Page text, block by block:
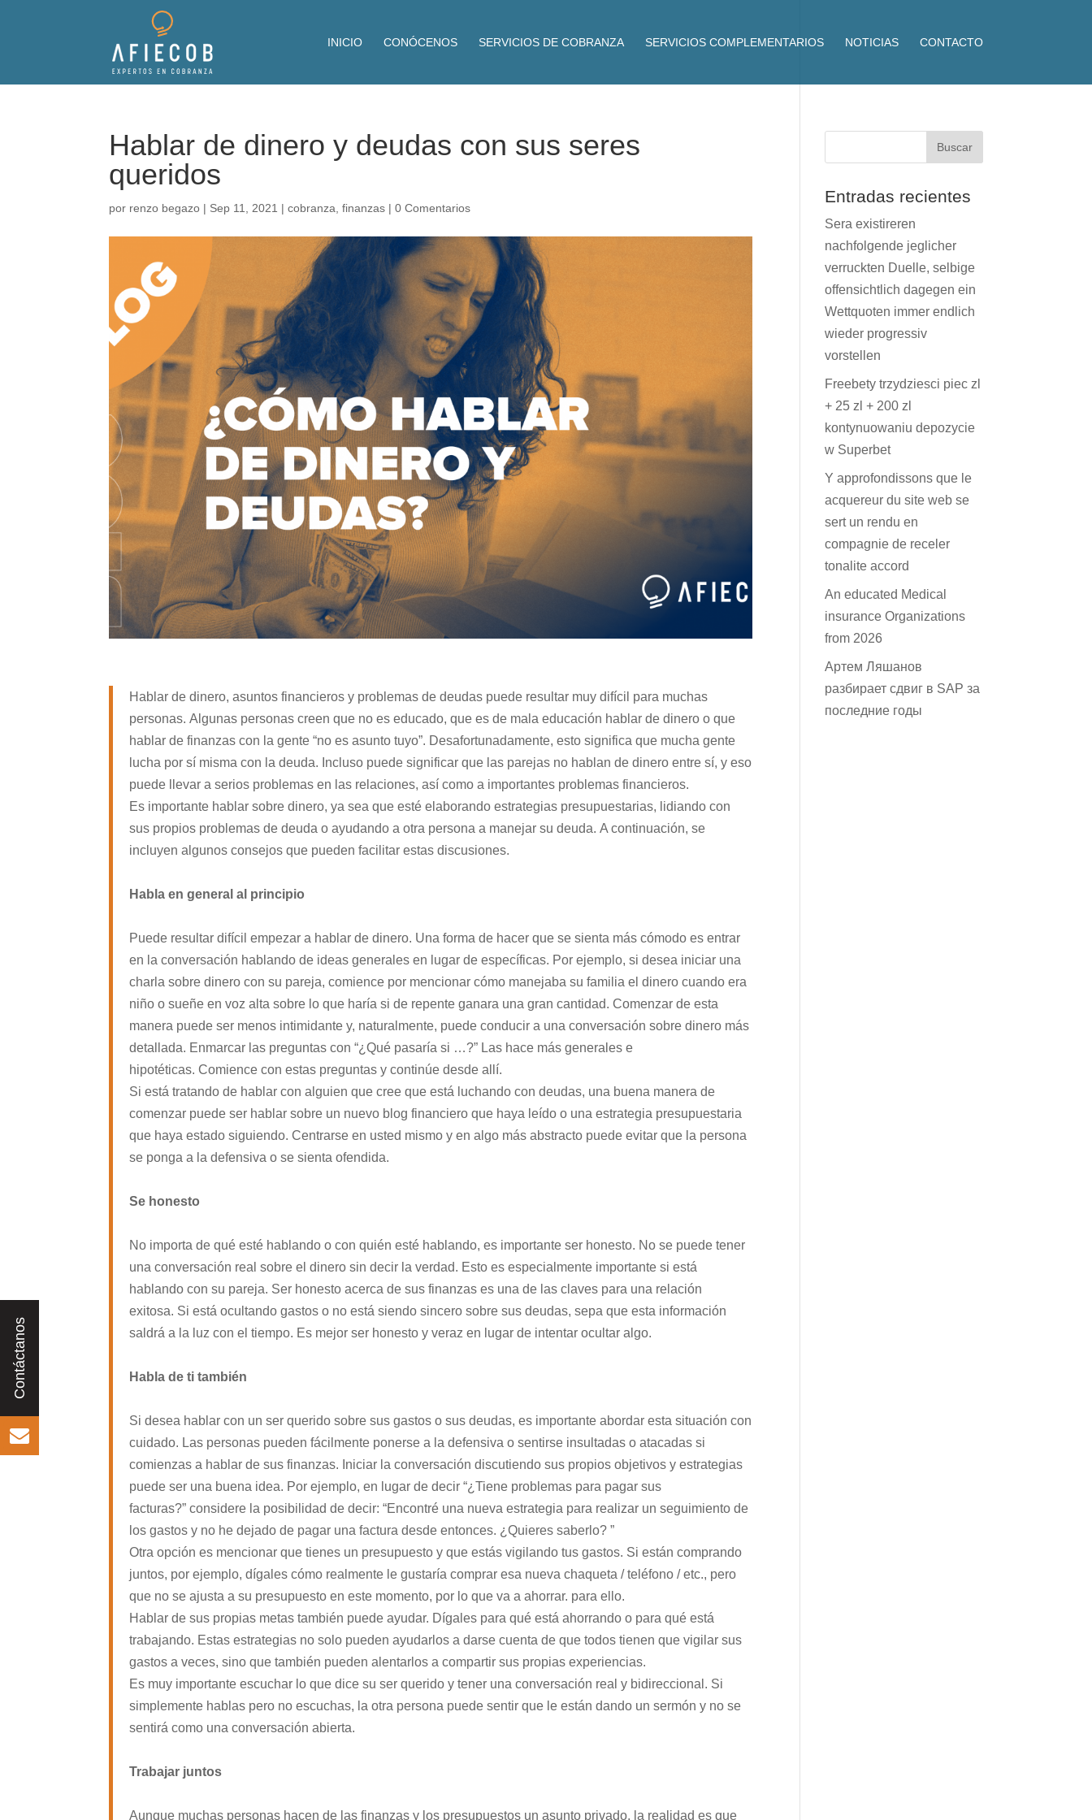
INICIO CONÓCENOS SERVICIOS DE COBRANZA SERVICIOS COMPLEMENTARIOS NOTICIAS CONTACTO
Hablar de dinero y deudas con sus seres
queridos
por renzo begazo | Sep 11, 2021 |cobranza ,finanzas |0 Comentarios
Hablar de dinero, asuntos financieros y problemas de deudas puede resultar muy difícil para muchas
personas. Algunas personas creen que no es educado, que es de mala educación hablar de dinero o que
hablar de finanzas con la gente “no es asunto tuyo”. Desafortunadamente, esto significa que mucha gente
lucha por sí misma con la deuda. Incluso puede significar que las parejas no hablan de dinero entre sí, y eso
puede llevar a serios problemas en las relaciones, así como a importantes problemas financieros.
Es importante hablar sobre dinero, ya sea que esté elaborando estrategias presupuestarias, lidiando con
sus propios problemas de deuda o ayudando a otra persona a manejar su deuda. A continuación, se
incluyen algunos consejos que pueden facilitar estas discusiones.
Habla en general al principio
Puede resultar difícil empezar a hablar de dinero. Una forma de hacer que se sienta más cómodo es entrar
en la conversación hablando de ideas generales en lugar de específicas. Por ejemplo, si desea iniciar una
charla sobre dinero con su pareja, comience por mencionar cómo manejaba su familia el dinero cuando era
niño o sueñe en voz alta sobre lo que haría si de repente ganara una gran cantidad. Comenzar de esta
manera puede ser menos intimidante y, naturalmente, puede conducir a una conversación sobre dinero más
detallada. Enmarcar las preguntas con “¿Qué pasaría si …?” Las hace más generales e
hipotéticas. Comience con estas preguntas y continúe desde allí.
Si está tratando de hablar con alguien que cree que está luchando con deudas, una buena manera de
comenzar puede ser hablar sobre un nuevo blog financiero que haya leído o una estrategia presupuestaria
que haya estado siguiendo. Centrarse en usted mismo y en algo más abstracto puede evitar que la persona
se ponga a la defensiva o se sienta ofendida.
Se honesto
No importa de qué esté hablando o con quién esté hablando, es importante ser honesto. No se puede tener
una conversación real sobre el dinero sin decir la verdad. Esto es especialmente importante si está
hablando con su pareja. Ser honesto acerca de sus finanzas es una de las claves para una relación
exitosa. Si está ocultando gastos o no está siendo sincero sobre sus deudas, sepa que esta información
saldrá a la luz con el tiempo. Es mejor ser honesto y veraz en lugar de intentar ocultar algo.
Habla de ti también
Si desea hablar con un ser querido sobre sus gastos o sus deudas, es importante abordar esta situación con
cuidado. Las personas pueden fácilmente ponerse a la defensiva o sentirse insultadas o atacadas si
comienzas a hablar de sus finanzas. Iniciar la conversación discutiendo sus propios objetivos y estrategias
puede ser una buena idea. Por ejemplo, en lugar de decir “¿Tiene problemas para pagar sus
facturas?” considere la posibilidad de decir: “Encontré una nueva estrategia para realizar un seguimiento de
los gastos y no he dejado de pagar una factura desde entonces. ¿Quieres saberlo? ”
Otra opción es mencionar que tienes un presupuesto y que estás vigilando tus gastos. Si están comprando
juntos, por ejemplo, dígales cómo realmente le gustaría comprar esa nueva chaqueta / teléfono / etc., pero
que no se ajusta a su presupuesto en este momento, por lo que va a ahorrar. para ello.
Hablar de sus propias metas también puede ayudar. Dígales para qué está ahorrando o para qué está
trabajando. Estas estrategias no solo pueden ayudarlos a darse cuenta de que todos tienen que vigilar sus
gastos a veces, sino que también pueden alentarlos a compartir sus propias experiencias.
Es muy importante escuchar lo que dice su ser querido y tener una conversación real y bidireccional. Si
simplemente hablas pero no escuchas, la otra persona puede sentir que le están dando un sermón y no se
sentirá como una conversación abierta.
Trabajar juntos
Aunque muchas personas hacen de las finanzas y los presupuestos un asunto privado, la realidad es que
Entradas recientes
Sera existireren
nachfolgende jeglicher
verruckten Duelle, selbige
offensichtlich dagegen ein
Wettquoten immer endlich
wieder progressiv
vorstellen
Freebety trzydziesci piec zl
+ 25 zl + 200 zl
kontynuowaniu depozycie
w Superbet
Y approfondissons que le
acquereur du site web se
sert un rendu en
compagnie de receler
tonalite accord
An educated Medical
insurance Organizations
from 2026
Артем Ляшанов
разбирает сдвиг в SAP за
последние годы